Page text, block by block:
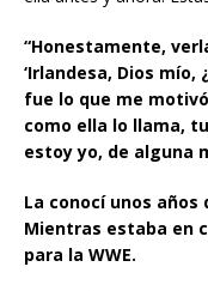
“Honestamente,
‘Irlandesa, Dios mío,
fue lo que me
como ella lo llama,
estoy yo, de alguna
La conocí unos
Mientras estaba en
para la WWE.